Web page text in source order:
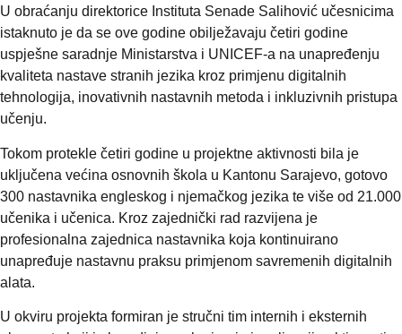
U obraćanju direktorice Instituta Senade Salihović učesnicima
istaknuto je da se ove godine obilježavaju četiri godine
uspješne saradnje Ministarstva i UNICEF-a na unapređenju
kvaliteta nastave stranih jezika kroz primjenu digitalnih
tehnologija, inovativnih nastavnih metoda i inkluzivnih pristupa
učenju.
Tokom protekle četiri godine u projektne aktivnosti bila je
uključena većina osnovnih škola u Kantonu Sarajevo, gotovo
300 nastavnika engleskog i njemačkog jezika te više od 21.000
učenika i učenica. Kroz zajednički rad razvijena je
profesionalna zajednica nastavnika koja kontinuirano
unapređuje nastavnu praksu primjenom savremenih digitalnih
alata.
U okviru projekta formiran je stručni tim internih i eksternih